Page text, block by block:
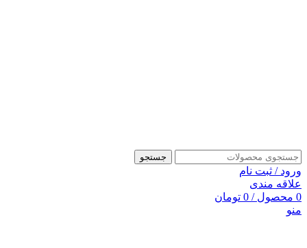
جستجو
ورود / ثبت نام
علاقه مندی
0 محصول /
0 تومان
منو